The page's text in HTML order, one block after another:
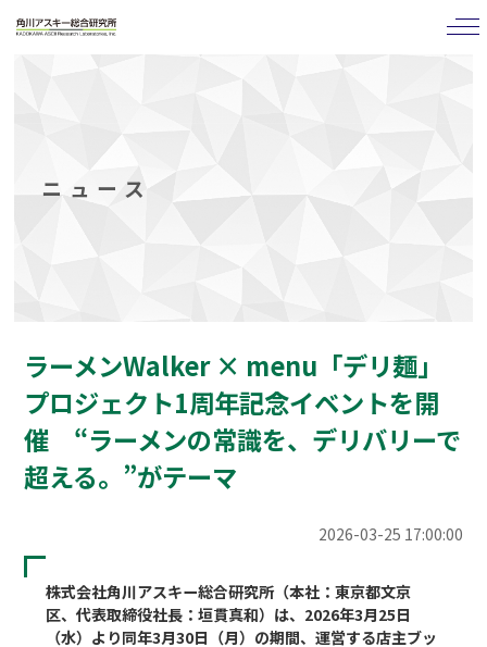
ニュース
ラーメンWalker × menu「デリ麺」
プロジェクト1周年記念イベントを開
催 “ラーメンの常識を、デリバリーで
超える。”がテーマ
2026-03-25 17:00:00
株式会社角川アスキー総合研究所（本社：東京都文京
区、代表取締役社長：垣貫真和）は、2026年3月25日
（水）より同年3月30日（月）の期間、運営する店主ブッ